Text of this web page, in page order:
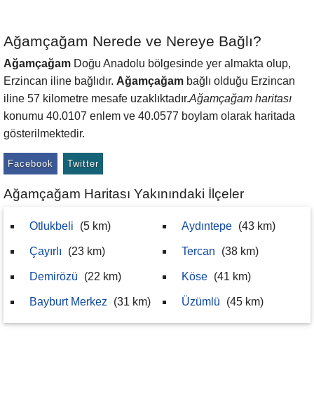
Ağamçağam Nerede ve Nereye Bağlı?
Ağamçağam Doğu Anadolu bölgesinde yer almakta olup,
Erzincan iline bağlıdır. Ağamçağam bağlı olduğu Erzincan
iline 57 kilometre mesafe uzaklıktadır.Ağamçağam haritası
konumu 40.0107 enlem ve 40.0577 boylam olarak haritada
gösterilmektedir.
Facebook Twitter
Ağamçağam Haritası Yakınındaki İlçeler
Otlukbeli (5 km)
Çayırlı (23 km)
Demirözü (22 km)
Bayburt Merkez (31 km)
Aydıntepe (43 km)
Tercan (38 km)
Köse (41 km)
Üzümlü (45 km)